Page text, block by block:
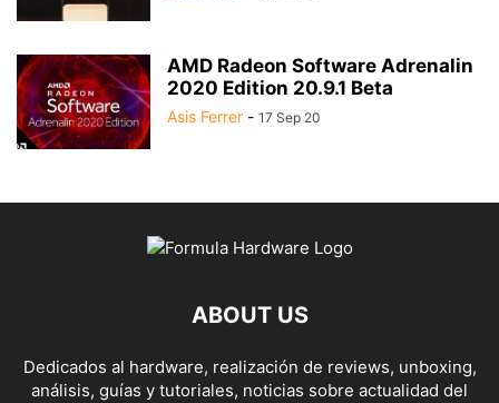
AMD Radeon Software Adrenalin
2020 Edition 20.9.1 Beta
Asis Ferrer - 17 Sep 20
ABOUT US
Dedicados al hardware, realización de reviews, unboxing,
análisis, guías y tutoriales, noticias sobre actualidad del